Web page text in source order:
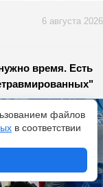
6 августа 2026
время. Есть
файлов
в соответствии